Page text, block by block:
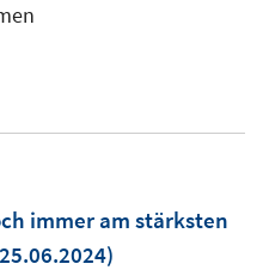
immer am stärksten